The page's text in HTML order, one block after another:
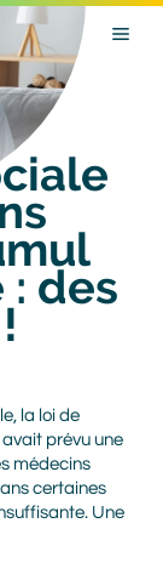
des
la loi de
prévu une
médecins
certaines
Une